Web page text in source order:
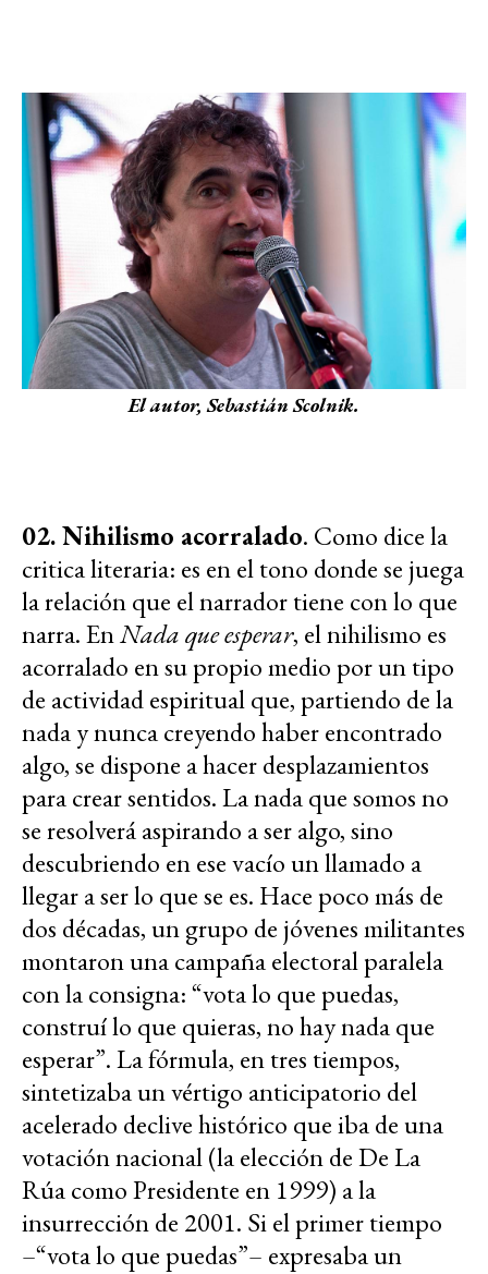
El autor, Sebastián Scolnik.
02. Nihilismo acorralado. Como dice la
critica literaria: es en el tono donde se juega
la relación que el narrador tiene con lo que
narra. EnNada que esperar, el nihilismo es
acorralado en su propio medio por un tipo
de actividad espiritual que, partiendo de la
nada y nunca creyendo haber encontrado
algo, se dispone a hacer desplazamientos
para crear sentidos. La nada que somos no
se resolverá aspirando a ser algo, sino
descubriendo en ese vacío un llamado a
llegar a ser lo que se es. Hace poco más de
dos décadas, un grupo de jóvenes militantes
montaron una campaña electoral paralela
con la consigna: “vota lo que puedas,
construí lo que quieras, no hay nada que
esperar”. La fórmula, en tres tiempos,
sintetizaba un vértigo anticipatorio del
acelerado declive histórico que iba de una
votación nacional (la elección de De La
Rúa como Presidente en 1999) a la
insurrección de 2001. Si el primer tiempo
–“vota lo que puedas”– expresaba un